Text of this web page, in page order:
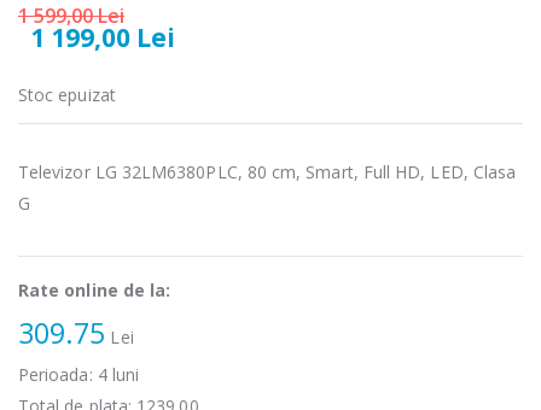
1 599,00 Lei
1 199,00 Lei
Stoc epuizat
Televizor LG 32LM6380PLC, 80 cm, Smart, Full HD, LED, Clasa
G
Rate online de la:
309.75 Lei
Perioada: 4luni
Total de plata: 1239.00
-25%
Fierbator
electric cu filtru
89,00 Lei
-21%
carne Bosch ...
Masina de tocat
NobeLTek ...
199,00 Lei
139,00 Lei
-33%
Robot de
bucatarie
199,00 Lei